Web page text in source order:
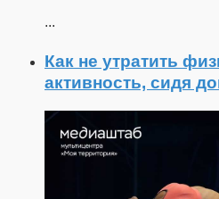
...
Как не утратить
активность, сидя